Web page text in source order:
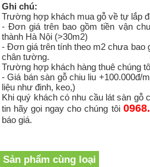
Ghi chú:
Trường hợp khách mua gỗ về tự lắp
- Đơn giá trên bao gồm tiền vận
thành Hà Nội (>30m2)
- Đơn giá trên tính theo m2 chưa bao
chân tường.
Trường hợp khách hàng thuê chúng
- Giá bán sàn gỗ chiu liu +100.000đ/
liệu như đinh, keo,)
Khi quý khách có nhu cầu látsàn gỗ
tin hãy gọi ngay cho chúng tôi
báo giá.
Sản phẩm cùng loại